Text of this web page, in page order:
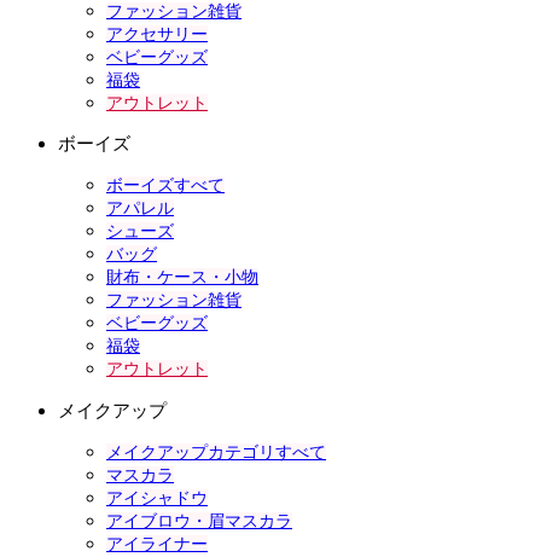
ファッション雑貨
アクセサリー
ベビーグッズ
福袋
アウトレット
ボーイズ
ボーイズすべて
アパレル
シューズ
バッグ
財布・ケース・小物
ファッション雑貨
ベビーグッズ
福袋
アウトレット
メイクアップ
メイクアップカテゴリすべて
マスカラ
アイシャドウ
アイブロウ・眉マスカラ
アイライナー